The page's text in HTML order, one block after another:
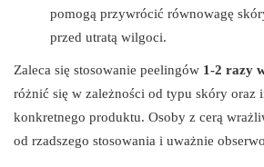
pomogą przywrócić równowagę
przed utratą wilgoci.
Zaleca się stosowanie peelingów 1-2 razy
różnić się w zależności od typu skóry oraz
konkretnego produktu. Osoby z cerą
od rzadszego stosowania i uważnie